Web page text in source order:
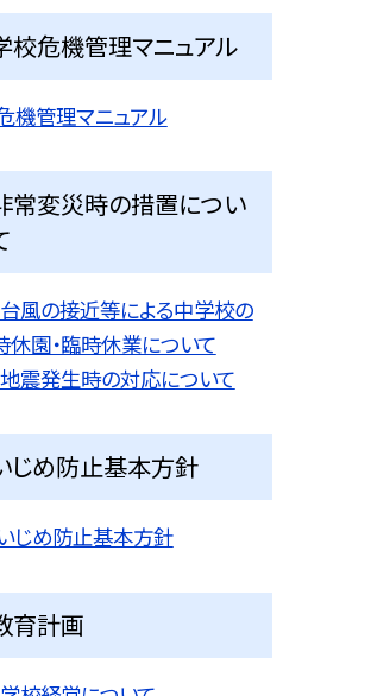
校危機管理マニュアル
機管理マニュアル
常変災時の措置につい
風の接近等による中学校の
休園・臨時休業について
震発生時の対応について
じめ防止基本方針
じめ防止基本方針
育計画